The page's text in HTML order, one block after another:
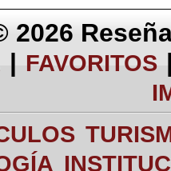
2026
| FAVORITOS